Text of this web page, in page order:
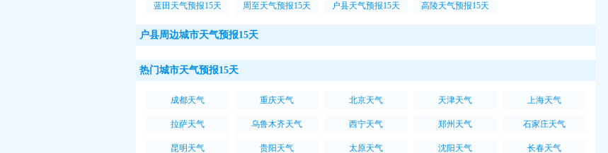
蓝田天气预报15天 周至天气预报15天 户县天气预报15天 高陵天气预报15天
户县周边城市天气预报15天
热门城市天气预报15天
成都天气 重庆天气 北京天气 天津天气 上海天气
拉萨天气 乌鲁木齐天气 西宁天气 郑州天气 石家庄天气
昆明天气 贵阳天气 太原天气 沈阳天气 长春天气